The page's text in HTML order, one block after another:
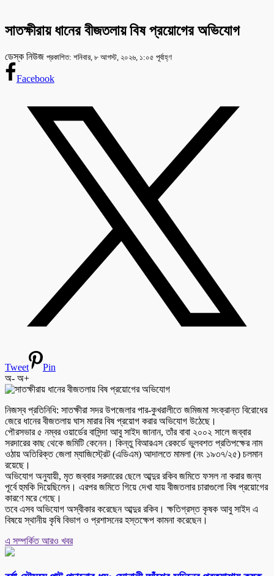
সাতক্ষীরায় ধানের বীজতলায় বিষ প্রয়োগের অভিযোগ
ডেস্ক নিউজ প্রকাশিত: শনিবার, ৮ আগস্ট, ২০২৬, ১:০৫ পূর্বাহ্ণ
Facebook
Tweet
Pin
অ- অ+
নিজস্ব প্রতিনিধি: সাতক্ষীরা সদর উপজেলার পার-কুখরালীতে জমিজমা সংক্রান্ত বিরোধের
জেরে ধানের বীজতলায় ঘাস মারার বিষ প্রয়োগ করার অভিযোগ উঠেছে।
পৌরসভার ৫ নম্বর ওয়ার্ডের বাসিন্দা আবু সাইদ জানান, তাঁর বাবা ২০০২ সালে জব্বার
সরদারের কাছ থেকে জমিটি কেনেন। কিন্তু বিআরএস রেকর্ডে ভুলবশত প্রতিপক্ষের নাম
ওঠায় অতিরিক্ত জেলা ম্যাজিস্ট্রেট (এডিএম) আদালতে মামলা (নং ১৯৩৭/২৫) চলমান
রয়েছে।
অভিযোগ অনুযায়ী, মৃত জব্বার সরদারের ছেলে আব্দুর রকিব জমিতে ফসল না করার জন্য
পূর্বে হুমকি দিয়েছিলেন। এরপর জমিতে গিয়ে দেখা যায় বীজতলার চারাগুলো বিষ প্রয়োগের
কারণে মরে গেছে।
তবে এসব অভিযোগ অস্বীকার করেছেন আব্দুর রকিব। ক্ষতিগ্রস্ত কৃষক আবু সাইদ এ
বিষয়ে স্থানীয় কৃষি বিভাগ ও প্রশাসনের হস্তক্ষেপ কামনা করেছেন।
এ সম্পর্কিত আরও খবর